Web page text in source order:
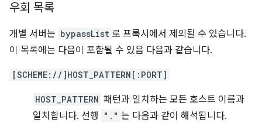
우회 목록
개별 서버는 bypassList 로 프록시에서 제외될 수 있습니다.
이 목록에는 다음이 포함될 수 있음 다음과 같습니다.
[SCHEME://]HOST_PATTERN[:PORT]
HOST_PATTERN 패턴과 일치하는 모든 호스트 이름과
일치합니다. 선행
"." 는 다음과 같이 해석됩니다.